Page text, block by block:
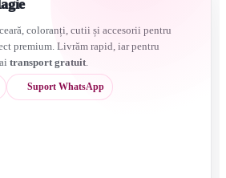
coloranți, cutii și accesorii pentru
premium. Livrăm rapid, iar pentru
transport gratuit.
Suport WhatsApp